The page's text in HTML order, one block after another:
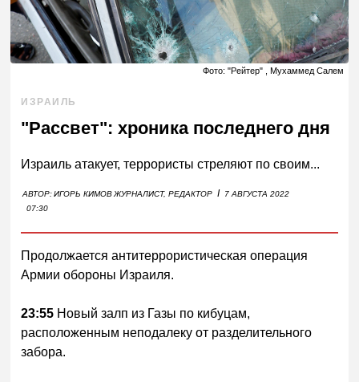
Фото: "Рейтер" , Мухаммед Салем
ИЗРАИЛЬ
"Рассвет": хроника последнего дня
Израиль атакует, террористы стреляют по своим...
АВТОР:ИГОРЬ КИМОВЖУРНАЛИСТ, РЕДАКТОР I
7 АВГУСТА 2022
07:30
Продолжается антитеррористическая операция
Армии обороны Израиля.
23:55 Новый залп из Газы по кибуцам,
расположенным неподалеку от разделительного
забора.